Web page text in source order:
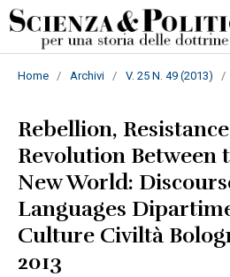
Home / Archivi / V. 25 N. 49 (2013) /
Rebellion,
Revolution Between
New World:
Languages
Culture Civiltà
2013